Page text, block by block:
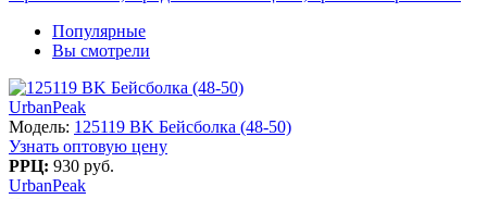
Популярные
Вы смотрели
UrbanPeak
Модель: 125119 BK Бейсболка (48-50)
Узнать оптовую цену
РРЦ: 930 руб.
UrbanPeak